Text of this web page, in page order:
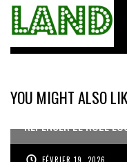
YOU MIGHT ALSO
REPENSER LE RÔLE